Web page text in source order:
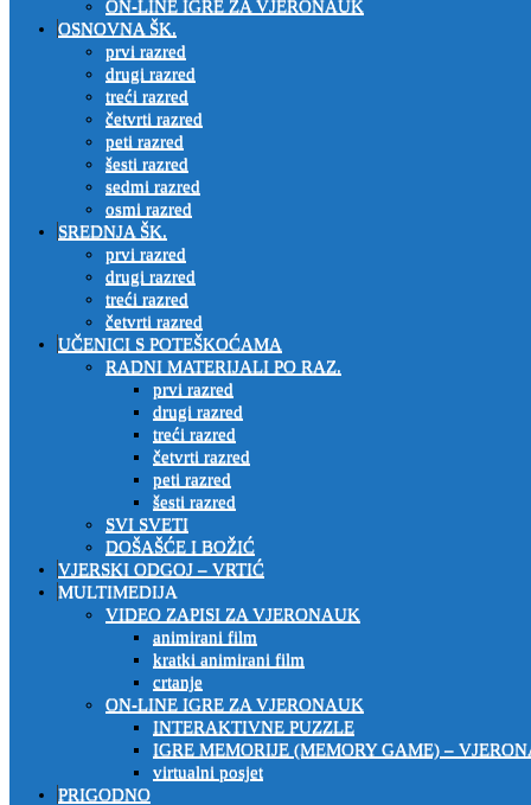
ON-LINE IGRE ZA VJERONAUK
OSNOVNA ŠK.
prvi razred
drugi razred
treći razred
četvrti razred
peti razred
šesti razred
sedmi razred
osmi razred
SREDNJA ŠK.
prvi razred
drugi razred
treći razred
četvrti razred
UČENICI S POTEŠKOĆAMA
RADNI MATERIJALI PO RAZ.
prvi razred
drugi razred
treći razred
četvrti razred
peti razred
šesti razred
SVI SVETI
DOŠAŠĆE I BOŽIĆ
VJERSKI ODGOJ – VRTIĆ
MULTIMEDIJA
VIDEO ZAPISI ZA VJERONAUK
animirani film
kratki animirani film
crtanje
ON-LINE IGRE ZA VJERONAUK
INTERAKTIVNE PUZZLE
IGRE MEMORIJE (MEMORY GAME) –
virtualni posjet
PRIGODNO